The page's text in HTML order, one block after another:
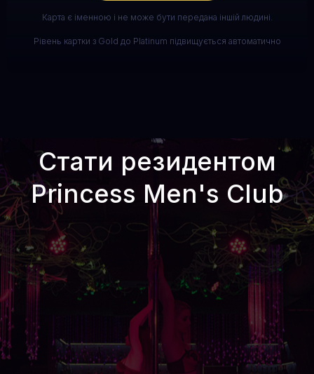
Карта є іменною і не може бути передана іншій людині.
Рівень картки з Gold до Platinum підвищується автоматично
Стати резидентом
Princess Men's Club